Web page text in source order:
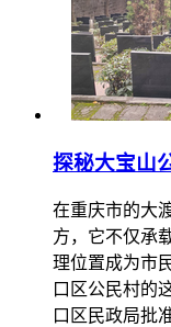
探秘大宝山
在重庆市的大
方，它不仅承
理位置成为市
口区公民村的
口区民政局批